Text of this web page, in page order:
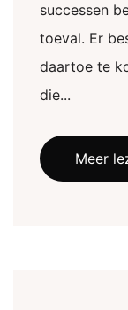
successen
toeval. Er
daartoe te
die...
Meer